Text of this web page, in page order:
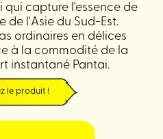
qui capture l'essence de
de l'Asie du Sud-Est.
ordinaires en délices
à la commodité de la
instantané Pantai.
le produit !